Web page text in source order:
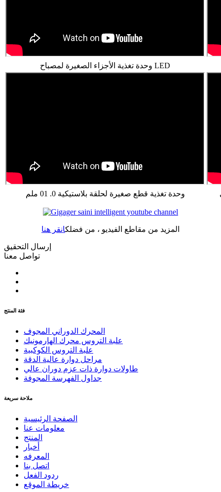
وحدة تغذية الأجزاء الصغيرة لمصباح LED
وحدة تغذية قطع صغيرة لحلقة بلاستيكية 0. 01 ملم
المزيد من مقاطع الفيديو ، من فضلكانقر هنا
إرسال التحقيق
تواصل معنا
فئة المنتج
المحرك الدوراني المجوف
علبة التروس محرك الهارمونيك
علبة التروس الكوكبية
مراحل دوارة عالية الدقة
طاولات دوارة ذات عزم دوران عالي
جداول الفهرسة المجوفة
ملاحة سريعة
الصفحة الرئيسية
معلومات عنا
المنتج
أخبار
المعرفه
اتصل بنا
ردود الفعل
خريطة الموقع